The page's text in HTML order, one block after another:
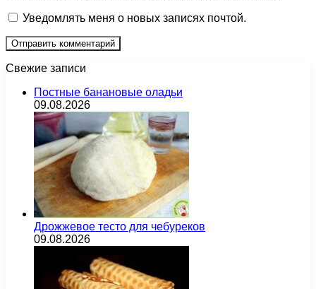
Уведомлять меня о новых записях почтой.
Свежие записи
Постные банановые оладьи
09.08.2026
Дрожжевое тесто для чебуреков
09.08.2026